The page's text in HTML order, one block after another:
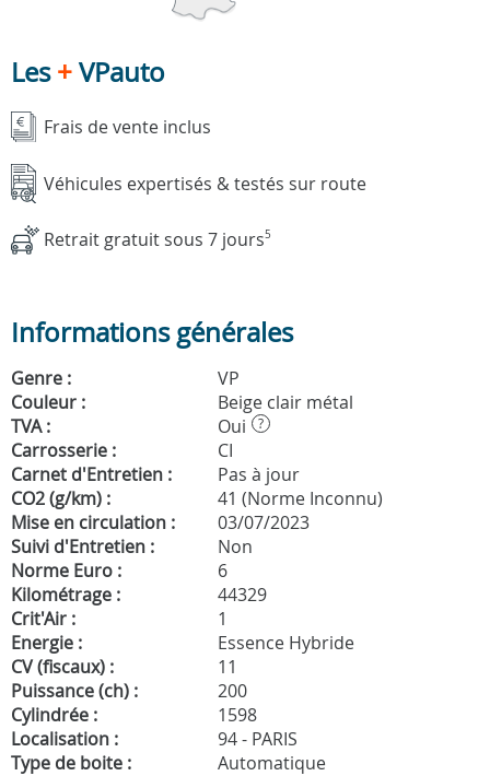
Les+VPauto
Frais de vente inclus
Véhicules expertisés & testés sur route
Retrait gratuit sous 7 jours5
Informations générales
Genre :
VP
Couleur :
Beige clair métal
TVA :
Oui ?
Carrosserie :
CI
Carnet d'Entretien :
Pas à jour
CO2 (g/km) :
41 (Norme Inconnu)
Mise en circulation :
03/07/2023
Suivi d'Entretien :
Non
Norme Euro :
6
Kilométrage :
44329
Crit'Air :
1
Energie :
Essence Hybride
CV (fiscaux) :
11
Puissance (ch) :
200
Cylindrée :
1598
Localisation :
94 - PARIS
Type de boite :
Automatique